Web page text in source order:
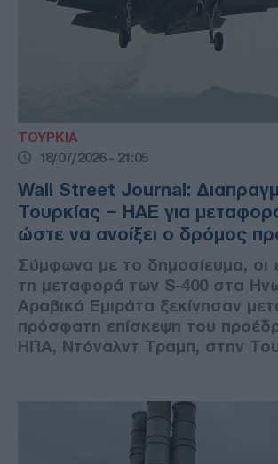
ΤΟΥΡΚΙΑ
18/07/2026 - 21:05
Wall Street Journal:
Τουρκίας – ΗΑΕ για
ώστε να ανοίξει ο δρόμος
Σύμφωνα με το δημοσίευμα, οι
τη μεταφορά των S-400 στα
Αραβικά Εμιράτα ξεκίνησαν
πρόσφατη επίσκεψη του
ΗΠΑ, Ντόναλντ Τραμπ, στην